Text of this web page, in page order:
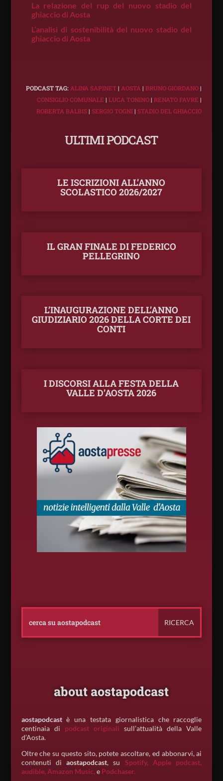
La relazione del rup del nuovo stadio del
ghiaccio di Aosta
L’analisi di sostenibilità del nuovo stadio del
ghiaccio di Aosta
PODCAST TAG: ALINA SAPINET| AOSTA |BRUNO GIORDANO|
CONSIGLIO COMUNALE |LUCA TONINO|RENATO FAVRE |
ROBERTA BALBIS|SERGIO TOGNI|STADIO DEL GHIACCIO
ULTIMI PODCAST
LE ISCRIZIONI ALL’ANNO
SCOLASTICO 2026/2027
IL GRAN FINALE DI FEDERICO
PELLEGRINO
L’INAUGURAZIONE DELL’ANNO
GIUDIZIARIO 2026 DELLA CORTE DEI
CONTI
I DISCORSI ALLA FESTA DELLA
VALLE D’AOSTA 2026
about aostapodcast
aostapodcastè una testata giornalistica che raccoglie
centinaia di podcast originali sull’attualità della Valle
d’Aosta.
Oltre che su questo sito, potete ascoltare, ed abbonarvi, ai
contenuti diaostapodcast, su Spotify, Apple podcast,
audible, Amazon Music,e Podchaser.